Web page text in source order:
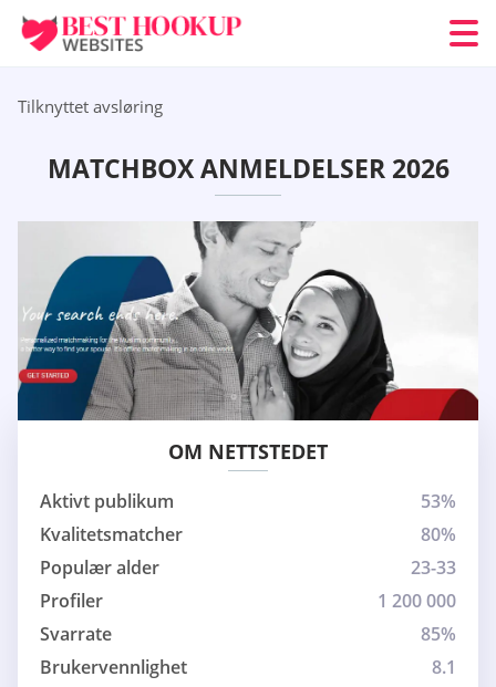
Tilknyttet avsløring
MATCHBOX ANMELDELSER 2026
OM NETTSTEDET
Aktivt publikum
53%
Kvalitetsmatcher
80%
Populær alder
23-33
Profiler
1 200 000
Svarrate
85%
Brukervennlighet
8.1